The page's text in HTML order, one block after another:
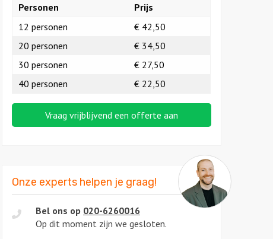
Personen
Prijs
12 personen
€ 42,50
20 personen
€ 34,50
30 personen
€ 27,50
40 personen
€ 22,50
Vraag vrijblijvend een offerte aan
Onze experts helpen je graag!
Bel ons op 020-6260016
Op dit moment zijn we gesloten.